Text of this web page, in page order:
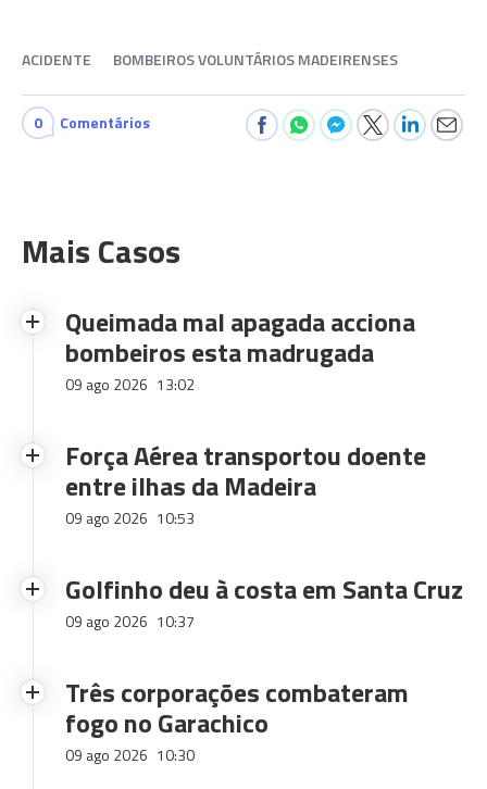
ACIDENTE BOMBEIROS VOLUNTÁRIOS MADEIRENSES
0 Comentários
Mais Casos
Queimada mal apagada acciona
bombeiros esta madrugada
09 ago 2026 13:02
Força Aérea transportou doente
entre ilhas da Madeira
09 ago 2026 10:53
Golfinho deu à costa em Santa Cruz
09 ago 2026 10:37
Três corporações combateram
fogo no Garachico
09 ago 2026 10:30